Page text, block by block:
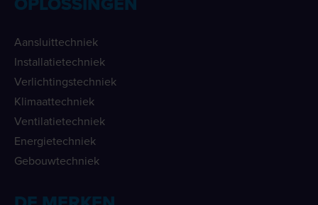
Aansluittechniek
Installatietechniek
Verlichtingstechniek
Klimaattechniek
Ventilatietechniek
Energietechniek
Gebouwtechniek